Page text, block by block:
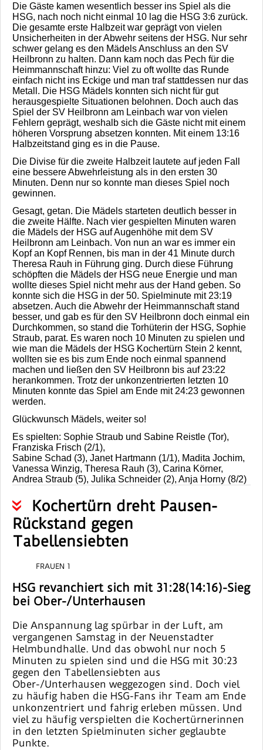
Die Gäste kamen wesentlich besser ins Spiel als die
HSG, nach noch nicht einmal 10 lag die HSG 3:6 zurück.
Die gesamte erste Halbzeit war geprägt von vielen
Unsicherheiten in der Abwehr seitens der HSG. Nur sehr
schwer gelang es den Mädels Anschluss an den SV
Heilbronn zu halten. Dann kam noch das Pech für die
Heimmannschaft hinzu: Viel zu oft wollte das Runde
einfach nicht ins Eckige und man traf stattdessen nur das
Metall. Die HSG Mädels konnten sich nicht für gut
herausgespielte Situationen belohnen. Doch auch das
Spiel der SV Heilbronn am Leinbach war von vielen
Fehlern geprägt, weshalb sich die Gäste nicht mit einem
höheren Vorsprung absetzen konnten. Mit einem 13:16
Halbzeitstand ging es in die Pause.
Die Divise für die zweite Halbzeit lautete auf jeden Fall
eine bessere Abwehrleistung als in den ersten 30
Minuten. Denn nur so konnte man dieses Spiel noch
gewinnen.
Gesagt, getan. Die Mädels starteten deutlich besser in
die zweite Hälfte. Nach vier gespielten Minuten waren
die Mädels der HSG auf Augenhöhe mit dem SV
Heilbronn am Leinbach. Von nun an war es immer ein
Kopf an Kopf Rennen, bis man in der 41 Minute durch
Theresa Rauh in Führung ging. Durch diese Führung
schöpften die Mädels der HSG neue Energie und man
wollte dieses Spiel nicht mehr aus der Hand geben. So
konnte sich die HSG in der 50. Spielminute mit 23:19
absetzen. Auch die Abwehr der Heimmannschaft stand
besser, und gab es für den SV Heilbronn doch einmal ein
Durchkommen, so stand die Torhüterin der HSG, Sophie
Straub, parat. Es waren noch 10 Minuten zu spielen und
wie man die Mädels der HSG Kochertürn Stein 2 kennt,
wollten sie es bis zum Ende noch einmal spannend
machen und ließen den SV Heilbronn bis auf 23:22
herankommen. Trotz der unkonzentrierten letzten 10
Minuten konnte das Spiel am Ende mit 24:23 gewonnen
werden.
Glückwunsch Mädels, weiter so!
Es spielten: Sophie Straub und Sabine Reistle (Tor),
Franziska Frisch (2/1),
Sabine Schad (3), Janet Hartmann (1/1), Madita Jochim,
Vanessa Winzig, Theresa Rauh (3), Carina Körner,
Andrea Straub (5), Julika Schneider (2), Anja Horny (8/2)
Kochertürn dreht Pausen-
Rückstand gegen
Tabellensiebten
FRAUEN 1
HSG revanchiert sich mit 31:28(14:16)-Sieg
bei Ober-/Unterhausen
Die Anspannung lag spürbar in der Luft, am
vergangenen Samstag in der Neuenstadter
Helmbundhalle. Und das obwohl nur noch 5
Minuten zu spielen sind und die HSG mit 30:23
gegen den Tabellensiebten aus
Ober-/Unterhausen weggezogen sind. Doch viel
zu häufig haben die HSG-Fans ihr Team am Ende
unkonzentriert und fahrig erleben müssen. Und
viel zu häufig verspielten die Kochertürnerinnen
in den letzten Spielminuten sicher geglaubte
Punkte.